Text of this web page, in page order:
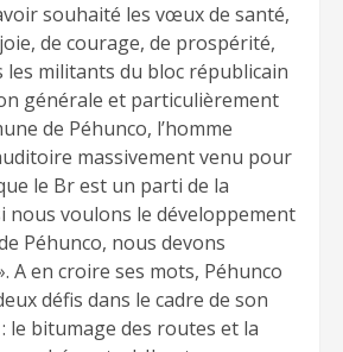
souhaité les vœux de santé,
de courage, de prospérité,
les militants du bloc républicain
générale et particulièrement
de Péhunco, l’homme
massivement venu pour
le Br est un parti de la
nous voulons le développement
Péhunco, nous devons
A en croire ses mots, Péhunco
défis dans le cadre de son
le bitumage des routes et la